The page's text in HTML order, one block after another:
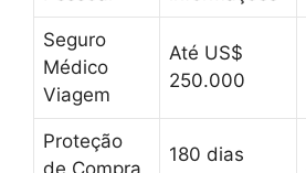
Seguro
Médico
Viagem
Até US$
250.000
Proteção
de Compra
180 dias